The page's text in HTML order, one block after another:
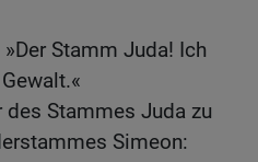
Stamm Juda! Ich
des Stammes Juda zu
Simeon: